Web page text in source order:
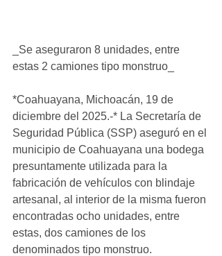
_Se aseguraron 8 unidades, entre
estas 2 camiones tipo monstruo_
*Coahuayana, Michoacán, 19 de
diciembre del 2025.-* La Secretaría de
Seguridad Pública (SSP) aseguró en el
municipio de Coahuayana una bodega
presuntamente utilizada para la
fabricación de vehículos con blindaje
artesanal, al interior de la misma fueron
encontradas ocho unidades, entre
estas, dos camiones de los
denominados tipo monstruo.